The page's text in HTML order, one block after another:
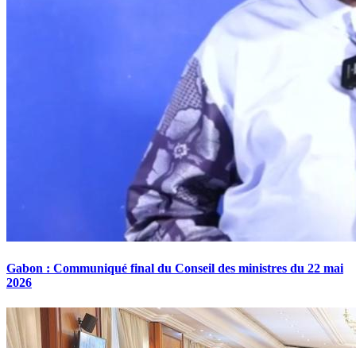
Gabon : Communiqué final du Conseil des ministres du 22 mai
2026